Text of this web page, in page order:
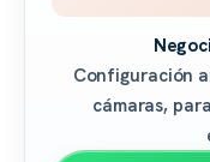
Configuración
cámaras,